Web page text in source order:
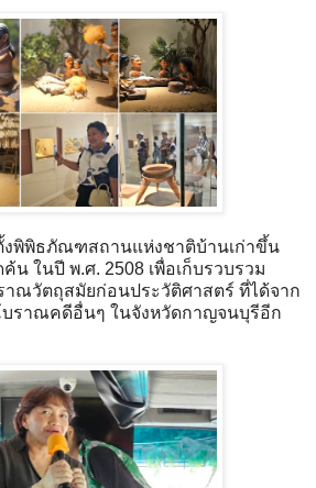
งพิพิธภัณฑสถานแห่งชาติบ้านเก่าขึ้น
น ในปี พ.ศ. 2508 เพื่อเก็บรวบรวม
าณวัตถุสมัยก่อนประวัติศาสตร์ ที่ได้จาก
ราณคดีอื่นๆ ในจังหวัดกาญจนบุรีอีก